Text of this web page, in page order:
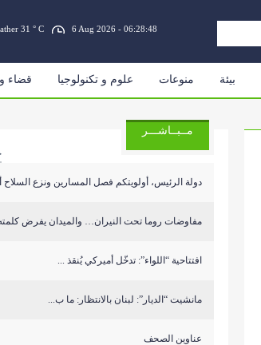
31 ° C 6 Aug 2026 - 06:28:49
بيئة منوعات علوم و تكنولوجيا قضاء
مــبــاشـــر
دولة الرئيس، أولويتكم فصل المسارين ونزع السلاح
مفاوضات روما تحت النيران… والميدان يفرض
افتتاحية “اللواء”: تدخّل أميركي يُنقذ ...
مانشيت “الديار”: لبنان بالانتظار: ما ب...
عناوين الصحف